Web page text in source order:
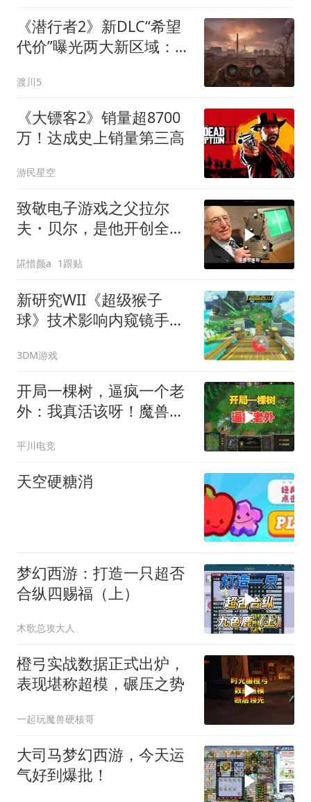
《潜行者2》新DLC“希望
代价”曝光两大新区域：数
独占
渡川5
《大镖客2》销量超8700
万！达成史上销量第三高
游民星空
致敬电子游戏之父拉尔
夫・贝尔，是他开创全新
誮惜颜a 1跟贴
新研究WII《超级猴子
球》技术影响内窥镜手术
3DM游戏
开局一棵树，逼疯一个老
外：我真活该呀！魔兽争
平川电竞
天空硬糖消
梦幻西游：打造一只超否
合纵四赐福（上）
木歌总攻大人
橙弓实战数据正式出炉，
表现堪称超模，碾压之势
一起玩魔兽硬核哥
大司马梦幻西游，今天运
气好到爆批！